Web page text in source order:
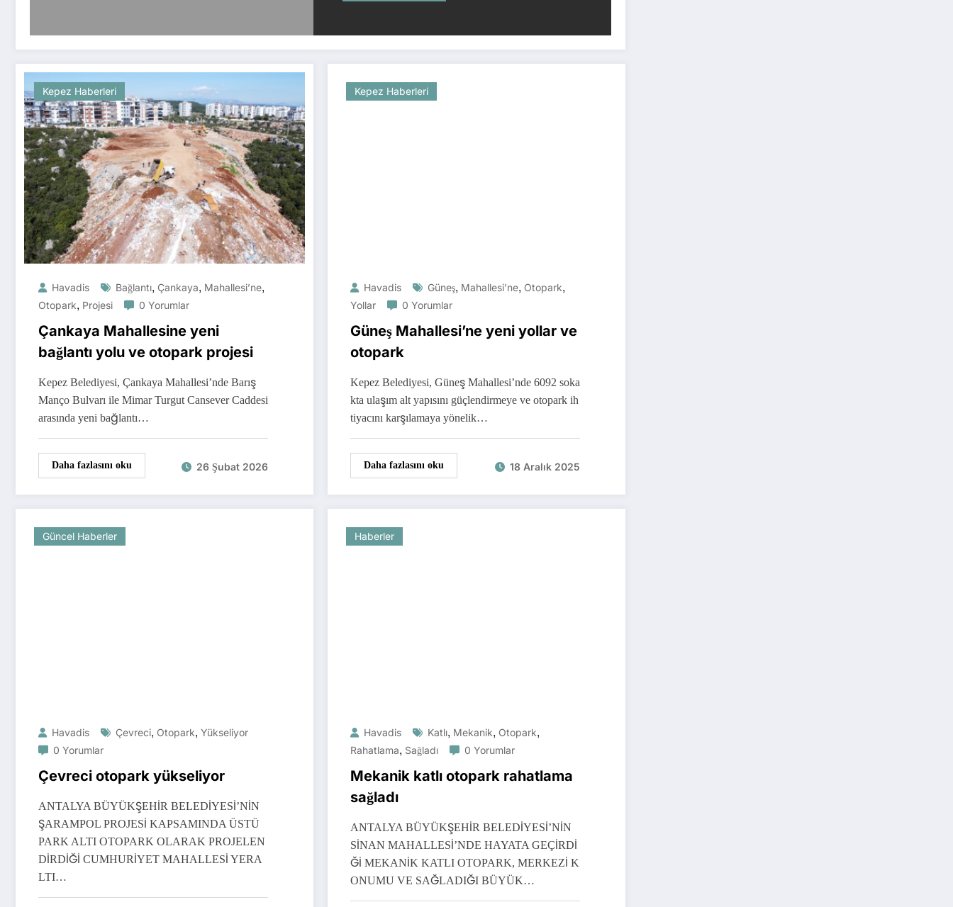
Kepez Haberleri
Havadis Bağlantı, Çankaya, Mahallesi’ne,
Otopark, Projesi 0 Yorumlar
Çankaya Mahallesine yeni
bağlantı yolu ve otopark projesi
Kepez Belediyesi, Çankaya Mahallesi’nde Barış
Manço Bulvarı ile Mimar Turgut Cansever Caddesi
arasında yeni bağlantı…
Daha fazlasını oku 26 Şubat 2026
Kepez Haberleri
Havadis Güneş, Mahallesi’ne, Otopark,
Yollar 0 Yorumlar
Güneş Mahallesi’ne yeni yollar ve
otopark
Kepez Belediyesi, Güneş Mahallesi’nde 6092 soka
kta ulaşım alt yapısını güçlendirmeye ve otopark ih
tiyacını karşılamaya yönelik…
Daha fazlasını oku 18 Aralık 2025
Güncel Haberler
Havadis Çevreci, Otopark, Yükseliyor
0 Yorumlar
Çevreci otopark yükseliyor
ANTALYA BÜYÜKŞEHİR BELEDİYESİ’NİN
ŞARAMPOL PROJESİ KAPSAMINDA ÜSTÜ
PARK ALTI OTOPARK OLARAK PROJELEN
DİRDİĞİ CUMHURİYET MAHALLESİ YERA
LTI…
Haberler
Havadis Katlı, Mekanik, Otopark,
Rahatlama, Sağladı 0 Yorumlar
Mekanik katlı otopark rahatlama
sağladı
ANTALYA BÜYÜKŞEHİR BELEDİYESİ’NİN
SİNAN MAHALLESİ’NDE HAYATA GEÇİRDİ
Ğİ MEKANİK KATLI OTOPARK, MERKEZİ K
ONUMU VE SAĞLADIĞI BÜYÜK…